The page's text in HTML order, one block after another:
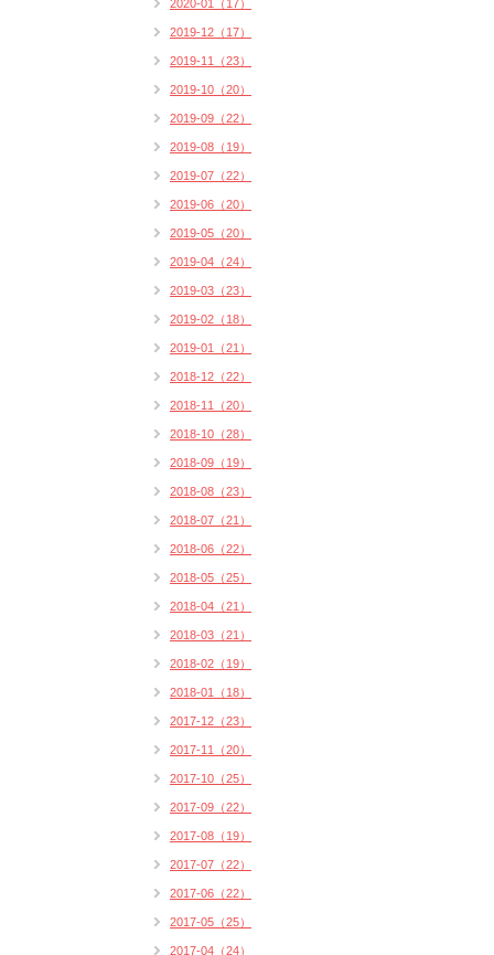
2020-01（17）
2019-12（17）
2019-11（23）
2019-10（20）
2019-09（22）
2019-08（19）
2019-07（22）
2019-06（20）
2019-05（20）
2019-04（24）
2019-03（23）
2019-02（18）
2019-01（21）
2018-12（22）
2018-11（20）
2018-10（28）
2018-09（19）
2018-08（23）
2018-07（21）
2018-06（22）
2018-05（25）
2018-04（21）
2018-03（21）
2018-02（19）
2018-01（18）
2017-12（23）
2017-11（20）
2017-10（25）
2017-09（22）
2017-08（19）
2017-07（22）
2017-06（22）
2017-05（25）
2017-04（24）